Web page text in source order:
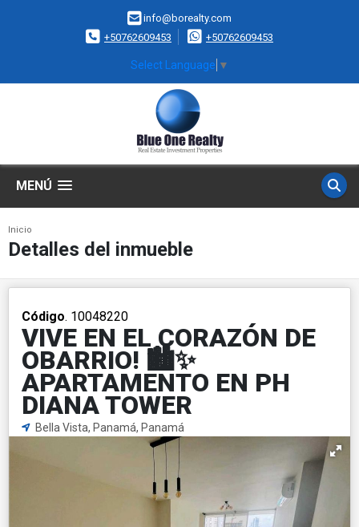
info@borealty.com
+50762609453
+50762609453
Select Language ▼
MENÚ
Inicio
Detalles del inmueble
Código. 10048220
VIVE EN EL CORAZÓN DE
OBARRIO! 🏙️✨
APARTAMENTO EN PH
DIANA TOWER
Bella Vista, Panamá, Panamá